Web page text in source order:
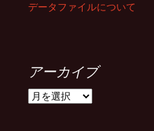
データファイルについて
アーカイブ
ア